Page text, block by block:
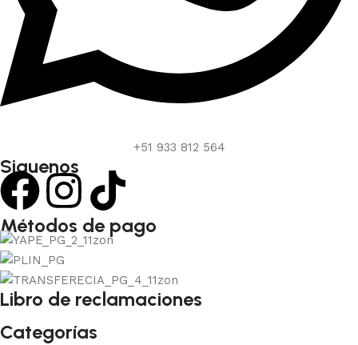
+51 933 812 564
Siguenos
Métodos de pago
Libro de reclamaciones
Categorías